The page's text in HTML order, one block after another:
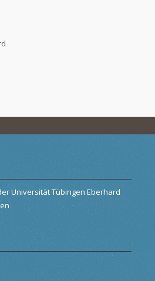
Universität Tübingen Eberhard